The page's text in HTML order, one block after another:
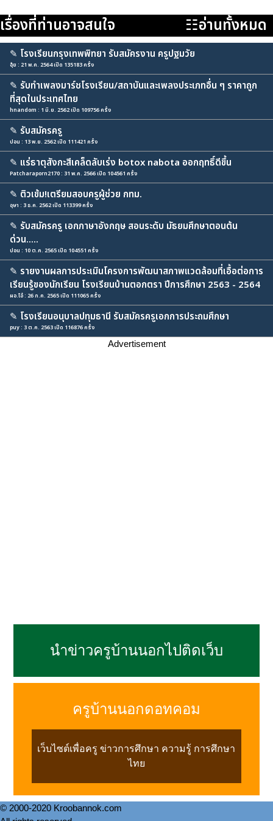
เรื่องที่ท่านอาจสนใจ ☷อ่านทั้งหมด
✎ โรงเรียนกรุงเทพพิทยา รับสมัครงาน ครูปฐมวัย
อุ้ย : 21 พ.ค. 2564 เปิด 135183 ครั้ง
✎ รับทำเพลงมาร์ชโรงเรียน/สถาบันและเพลงประเภทอื่น ๆ ราคาถูก
ที่สุดในประเทศไทย
hnandom : 1 มิ.ย. 2562 เปิด 109756 ครั้ง
✎ รับสมัครครู
ปอน : 13 พ.ย. 2562 เปิด 111421 ครั้ง
✎ แร่ธาตุสังกะสีเคล็ดลับเร่ง botox nabota ออกฤทธิ์ดีขึ้น
Patcharaporn2170 : 31 พ.ค. 2566 เปิด 104561 ครั้ง
✎ ติวเข้ม!เตรียมสอบครูผู้ช่วย กทม.
อุษา : 3 ธ.ค. 2562 เปิด 113399 ครั้ง
✎ รับสมัครครู เอกภาษาอังกฤษ สอนระดับ มัธยมศึกษาตอนต้น
ด่วน.....
ปอน : 10 ต.ค. 2565 เปิด 104551 ครั้ง
✎ รายงานผลการประเมินโครงการพัฒนาสภาพแวดล้อมที่เอื้อต่อการ
เรียนรู้ของนักเรียน โรงเรียนบ้านตอกตรา ปีการศึกษา 2563 - 2564
ผอ.โอ๋ : 26 ก.ค. 2565 เปิด 111065 ครั้ง
✎ โรงเรียนอนุบาลปทุมธานี รับสมัครครูเอกการประถมศึกษา
puy : 3 ต.ค. 2563 เปิด 116876 ครั้ง
Advertisement
นำข่าวครูบ้านนอกไปติดเว็บ
ครูบ้านนอกดอทคอม
เว็บไซต์เพื่อครู ข่าวการศึกษา ความรู้ การศึกษา
ไทย
© 2000-2020 Kroobannok.com